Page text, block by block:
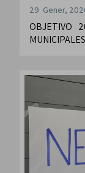
29 Gener,
OBJETIVO